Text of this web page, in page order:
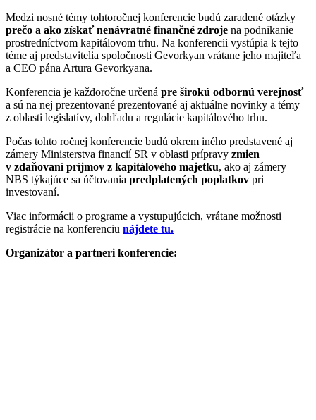
Medzi nosné témy tohtoročnej konferencie budú zaradené otázky
prečo a ako získať nenávratné finančné zdroje na podnikanie
prostredníctvom kapitálovom trhu. Na konferencii vystúpia k tejto
téme aj predstavitelia spoločnosti Gevorkyan vrátane jeho majiteľa
a CEO pána Artura Gevorkyana.
Konferencia je každoročne určená pre širokú odbornú verejnosť
a sú na nej prezentované prezentované aj aktuálne novinky a témy
z oblasti legislatívy, dohľadu a regulácie kapitálového trhu.
Počas tohto ročnej konferencie budú okrem iného predstavené aj
zámery Ministerstva financií SR v oblasti prípravy zmien
v zdaňovaní príjmov z kapitálového majetku, ako aj zámery
NBS týkajúce sa účtovania predplatených poplatkov pri
investovaní.
Viac informácii o programe a vystupujúcich, vrátane možnosti
registrácie na konferenciu nájdete tu.
Organizátor a partneri konferencie: